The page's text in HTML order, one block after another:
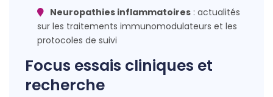
Neuropathies inflammatoires : actualités
sur les traitements immunomodulateurs et les
protocoles de suivi
Focus essais cliniques et
recherche